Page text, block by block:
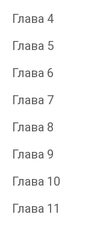
Глава 4
Глава 5
Глава 6
Глава 7
Глава 8
Глава 9
Глава 10
Глава 11